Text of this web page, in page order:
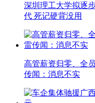
深圳理工大学拟逐
代 死记硬背没用
高管薪资归零、全
传闻：消息不实